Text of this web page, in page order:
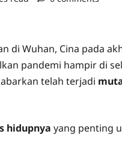
di Wuhan, Cina pada
pandemi hampir di
telah terjadi
hidupnya yang penting